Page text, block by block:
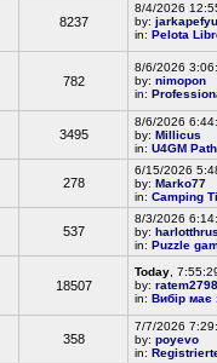
8237
8/4/2026
by: jarkapefyu
in: Pelota
782
8/6/2026
by: nimopon
in:
3495
8/6/2026
by: Millicus
in: U4GM
278
6/15/2026
by: Marko77
in: Camping
537
8/3/2026
by:
in: Puzzle
18507
Today ,
by:
in: Вибір має
358
7/7/2026
by: poyevo
in: